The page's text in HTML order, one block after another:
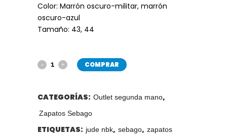
Color: Marrón oscuro-militar, marrón
oscuro-azul
Tamaño: 43, 44
COMPRAR
CATEGORÍAS: Outlet segunda mano,
Zapatos Sebago
ETIQUETAS: jude nbk, sebago, zapatos